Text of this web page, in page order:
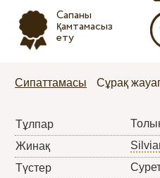
Сапаны
қамтамасыз
ету
Сипаттамасы Сұрақ
Тұлпар
Жинақ
Түстер